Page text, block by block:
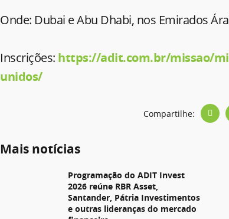
Onde: Dubai e Abu Dhabi, nos Emirados
Inscrições: https://adit.com.br/missao/
unidos/
Compartilhe:
Mais notícias
Programação do ADIT Invest
2026 reúne RBR Asset,
Santander, Pátria Investimentos
e outras lideranças do mercado